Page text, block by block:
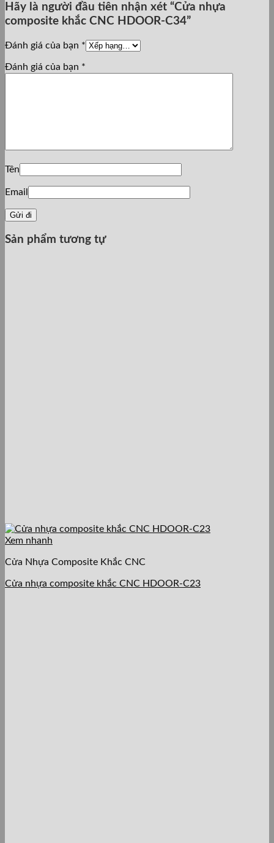
Hãy là người đầu tiên nhận xét “Cửa nhựa
composite khắc CNC HDOOR-C34”
Đánh giá của bạn *
Đánh giá của bạn *
Tên
Email
Sản phẩm tương tự
Xem nhanh
Cửa Nhựa Composite Khắc CNC
Cửa nhựa composite khắc CNC HDOOR-C23